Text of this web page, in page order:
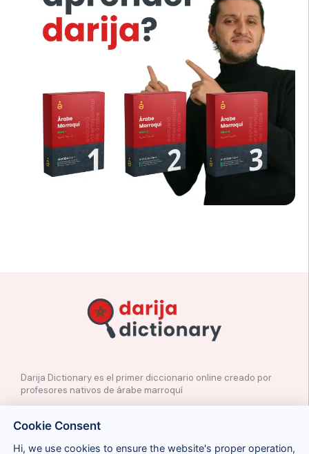
Darija Dictionary es el primer diccionario online creado por
profesores nativos de árabe marroquí
Contacto
📲Redes Sociales
🤝🏼Proponer palabras
Cookie Consent
Hi, we use cookies to ensure the website's proper operation,